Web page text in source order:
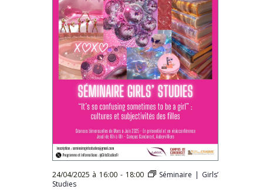
24/04/2025 à 16:00 - 18:00
Séminaire | Girls’
Studies